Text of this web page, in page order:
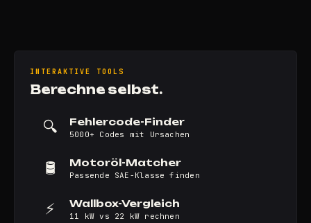
INTERAKTIVE TOOLS
Berechne selbst.
🔍 Fehlercode-Finder
5000+ Codes mit Ursachen
🛢️ Motoröl-Matcher
Passende SAE-Klasse finden
⚡ Wallbox-Vergleich
11 kW vs 22 kW rechnen